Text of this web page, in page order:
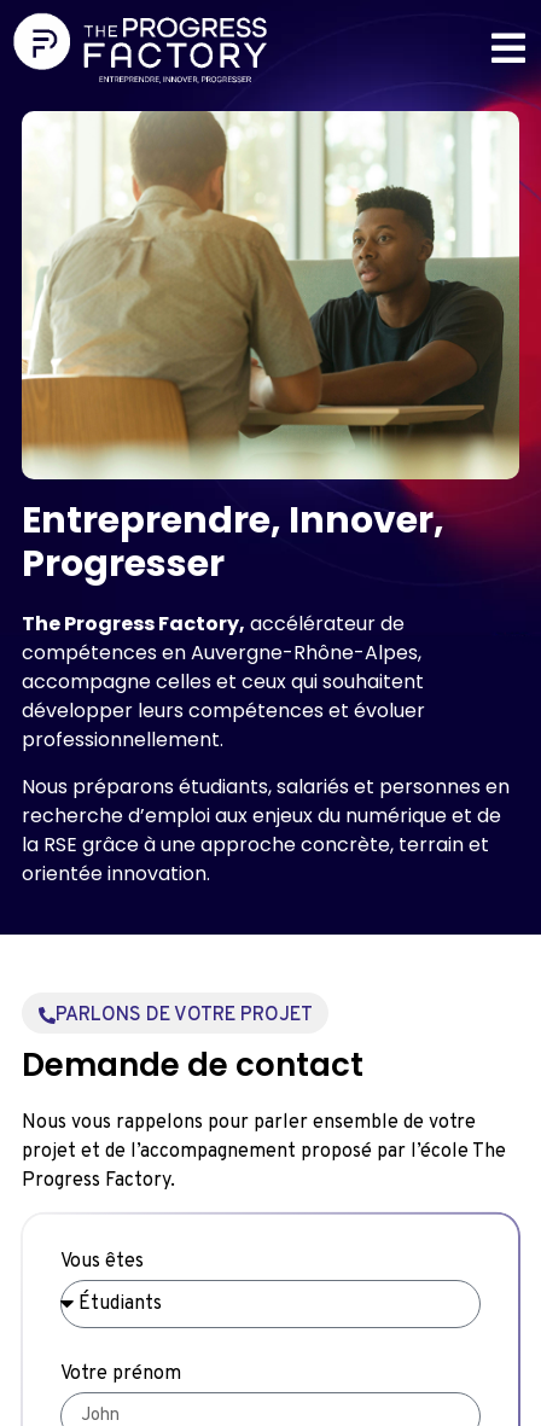
Entreprendre, Innover,
Progresser
The Progress Factory, accélérateur de
compétences en Auvergne-Rhône-Alpes,
accompagne celles et ceux qui souhaitent
développer leurs compétences et évoluer
professionnellement.
Nous préparons étudiants, salariés et personnes en
recherche d’emploi aux enjeux du numérique et de
la RSE grâce à une approche concrète, terrain et
orientée innovation.
PARLONS DE VOTRE PROJET
Demande de contact
Nous vous rappelons pour parler ensemble de votre
projet et de l’accompagnement proposé par l’école The
Progress Factory.
Vous êtes
Votre prénom